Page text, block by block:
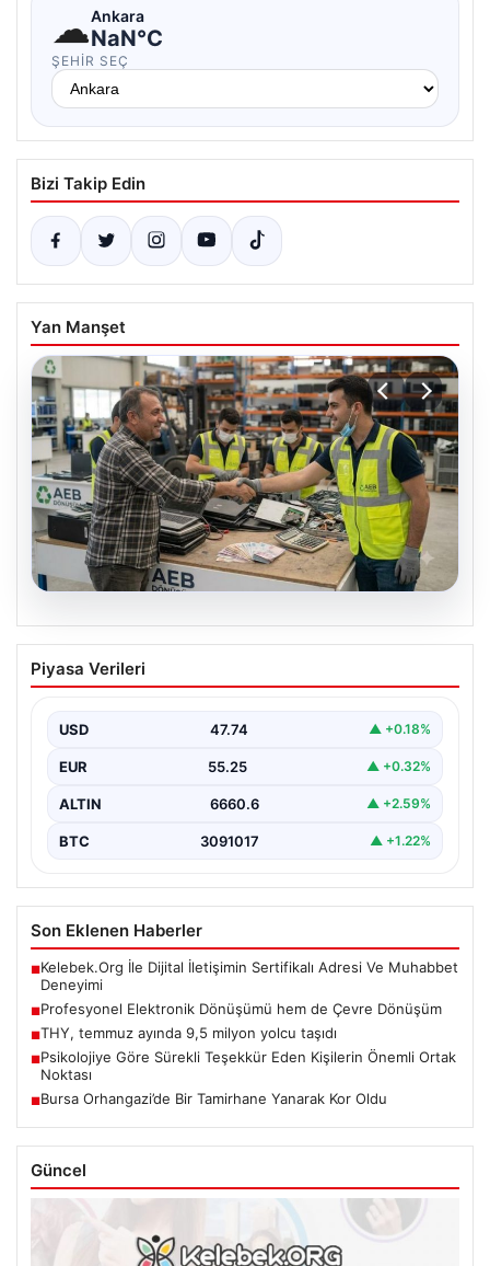
☁Ankara
NaN°C
ŞEHIR SEÇ
Bizi Takip Edin
Yan Manşet
Profesyonel Elektronik Dönüşümü hem
de Çevre Dönüşüm
altyapı envanterlerini belirli aralıklarla yenilemektedir.
Söz konusu güncelleme…
Piyasa Verileri
USD 47.74 ▲ +0.18%
EUR 55.25 ▲ +0.32%
ALTIN 6660.6 ▲ +2.59%
BTC 3091017 ▲ +1.22%
Son Eklenen Haberler
■Kelebek.Org İle Dijital İletişimin Sertifikalı Adresi Ve Muhabbet
Deneyimi
■Profesyonel Elektronik Dönüşümü hem de Çevre Dönüşüm
■THY, temmuz ayında 9,5 milyon yolcu taşıdı
■Psikolojiye Göre Sürekli Teşekkür Eden Kişilerin Önemli Ortak
Noktası
■Bursa Orhangazi’de Bir Tamirhane Yanarak Kor Oldu
Güncel